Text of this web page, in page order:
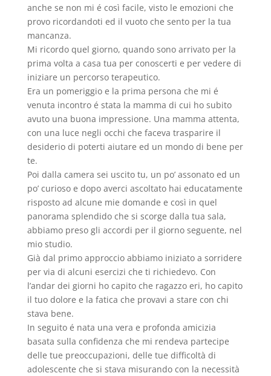
anche se non mi é così facile, visto le emozioni che
provo ricordandoti ed il vuoto che sento per la tua
mancanza.
Mi ricordo quel giorno, quando sono arrivato per la
prima volta a casa tua per conoscerti e per vedere di
iniziare un percorso terapeutico.
Era un pomeriggio e la prima persona che mi é
venuta incontro é stata la mamma di cui ho subito
avuto una buona impressione. Una mamma attenta,
con una luce negli occhi che faceva trasparire il
desiderio di poterti aiutare ed un mondo di bene per
te.
Poi dalla camera sei uscito tu, un po’ assonato ed un
po’ curioso e dopo averci ascoltato hai educatamente
risposto ad alcune mie domande e così in quel
panorama splendido che si scorge dalla tua sala,
abbiamo preso gli accordi per il giorno seguente, nel
mio studio.
Già dal primo approccio abbiamo iniziato a sorridere
per via di alcuni esercizi che ti richiedevo. Con
l’andar dei giorni ho capito che ragazzo eri, ho capito
il tuo dolore e la fatica che provavi a stare con chi
stava bene.
In seguito é nata una vera e profonda amicizia
basata sulla confidenza che mi rendeva partecipe
delle tue preoccupazioni, delle tue difficoltà di
adolescente che si stava misurando con la necessità